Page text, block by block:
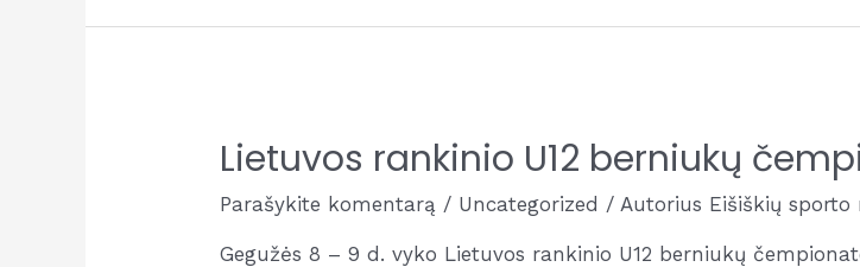
čempionato
Lietuvos rankinio U12 berniukų
Parašykite komentarą / Uncategorized / Autorius Eišiškių sporto
Gegužės 8 – 9 d. vyko Lietuvos rankinio U12 berniukų